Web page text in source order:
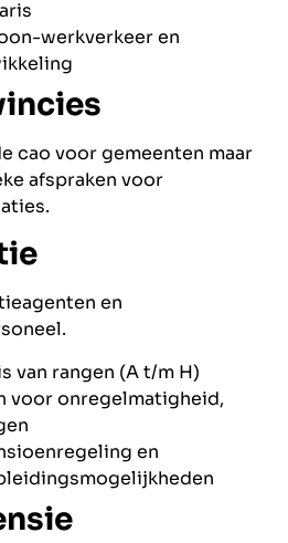
werkverkeer en
cao voor gemeenten maar
afspraken voor
en
van rangen (A t/m H)
voor onregelmatigheid,
en